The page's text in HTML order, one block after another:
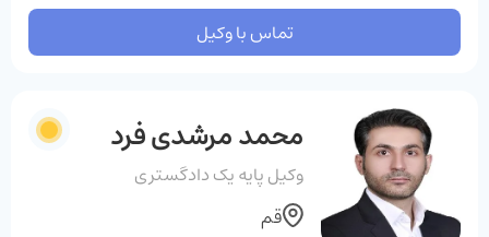
تماس با وکیل
محمد مرشدی فرد
وکیل پایه یک دادگستری
قم